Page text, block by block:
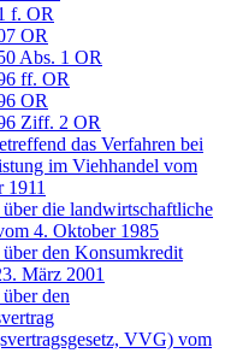
f. OR
OR
Abs. 1 OR
ff. OR
OR
Ziff. 2 OR
das Verfahren bei
im Viehhandel vom
1911
über die landwirtschaftliche
4. Oktober 1985
über den Konsumkredit
März 2001
den
VVG) vom